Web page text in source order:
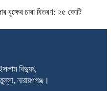
বৃক্ষের চারা বিতরণ: ২৫ কোটি
বিদ্যুৎ,
নারায়ণগঞ্জ।